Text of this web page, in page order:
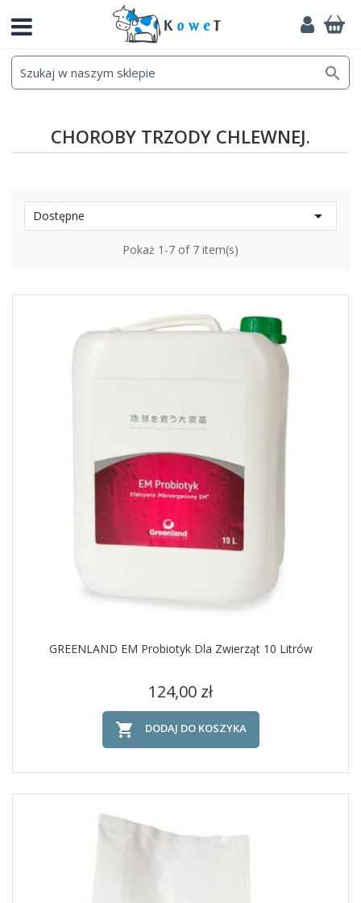

CHOROBY TRZODY CHLEWNEJ.
Dostępne 
Pokaż 1-7 of 7 item(s)
GREENLAND EM Probiotyk Dla Zwierząt 10 Litrów
Cena
124,00 zł
 DODAJ DO KOSZYKA